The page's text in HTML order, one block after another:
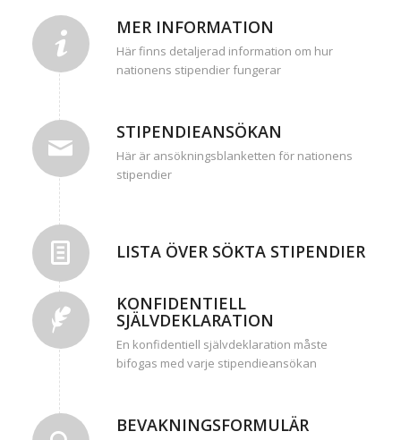
MER INFORMATION
Här finns detaljerad information om hur
nationens stipendier fungerar
STIPENDIEANSÖKAN
Här är ansökningsblanketten för nationens
stipendier
LISTA ÖVER SÖKTA STIPENDIER
KONFIDENTIELL
SJÄLVDEKLARATION
En konfidentiell självdeklaration måste
bifogas med varje stipendieansökan
BEVAKNINGSFORMULÄR